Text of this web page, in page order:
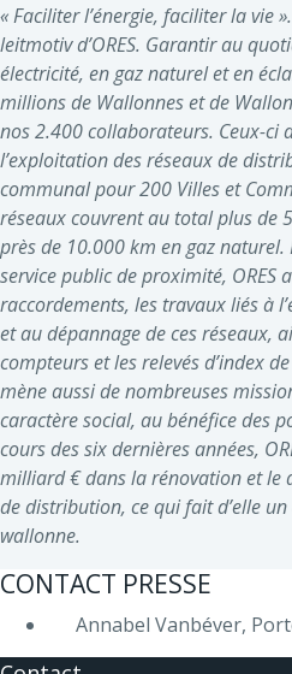
« Faciliter l’énergie, faciliter la vie
leitmotiv d’ORES. Garantir au
électricité, en gaz naturel et en
millions de Wallonnes et de
nos 2.400 collaborateurs. Ceux-ci
l’exploitation des réseaux de
communal pour 200 Villes et
réseaux couvrent au total plus de
près de 10.000 km en gaz naturel.
service public de proximité, ORES
raccordements, les travaux liés à
et au dépannage de ces réseaux,
compteurs et les relevés d’index
mène aussi de nombreuses
caractère social, au bénéfice des
cours des six dernières années,
milliard € dans la rénovation et le
de distribution, ce qui fait d’elle
wallonne.
CONTACT PRESSE
Annabel Vanbéver,